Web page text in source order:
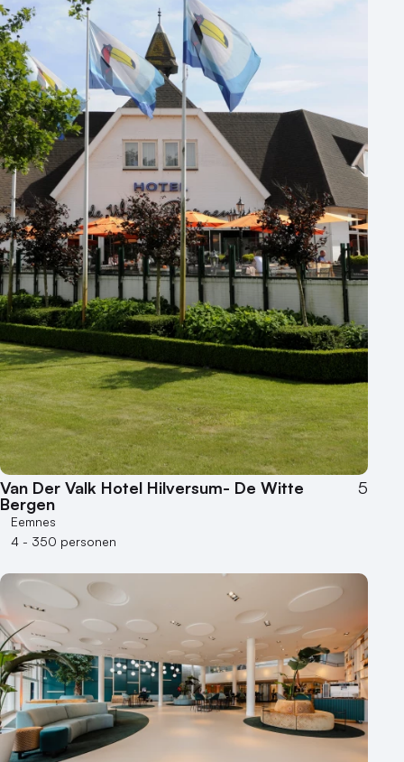
50 - 100 personen
100 - 250 personen
250 - 500 personen
500+ personen
Bijzondere locaties
Buitenlocatie
Duurzame locatie
Groene locatie
Heisessie
Hotel
Hybride events
Industriële locatie
Kasteel en landgoed
Kleine / intieme locatie
Locaties aan zee
Museum
Theater
Varende locatie
Van Der Valk Hotel Hilversum- De Witte
Bergen
5
Eemnes
4 - 350 personen